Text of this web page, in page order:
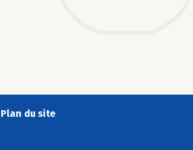
Plan du site